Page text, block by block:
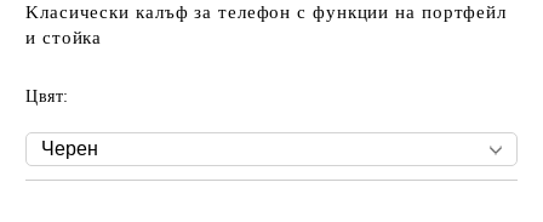
Kласически калъф за телефон с функции на портфейл
и стойка
Цвят: